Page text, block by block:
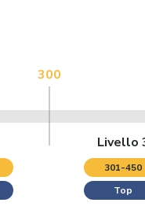
300
Livello
301-450
Top